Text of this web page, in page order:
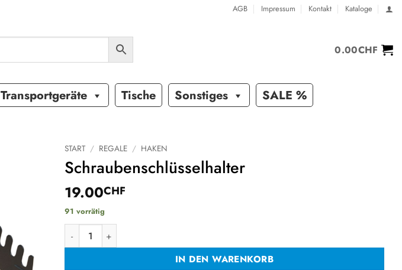
AGB Impressum Kontakt Kataloge
0.00CHF
Transportgeräte Tische Sonstiges SALE %
START / REGALE / HAKEN
Schraubenschlüsselhalter
19.00CHF
91 vorrätig
Schraubenschlüsselhalter Menge
IN DEN WARENKORB